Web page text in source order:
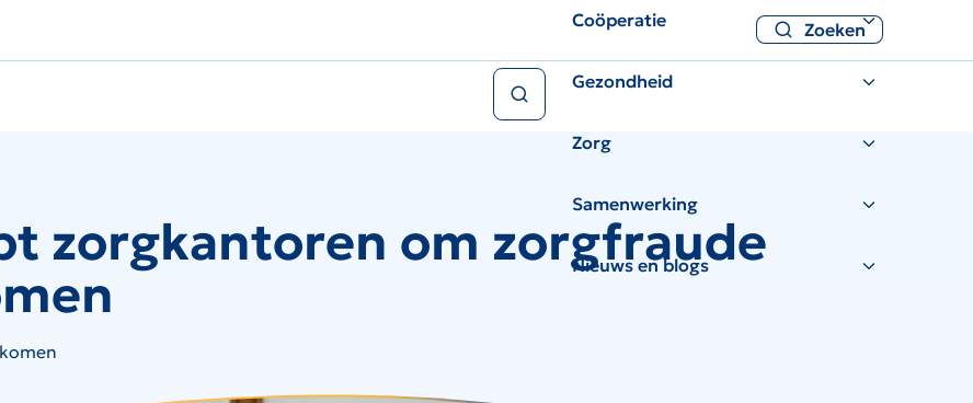
Zoeken
Coöperatie
Gezondheid
Zorg
Samenwerking
Nieuws en blogs
zorgkantoren om zorgfraude